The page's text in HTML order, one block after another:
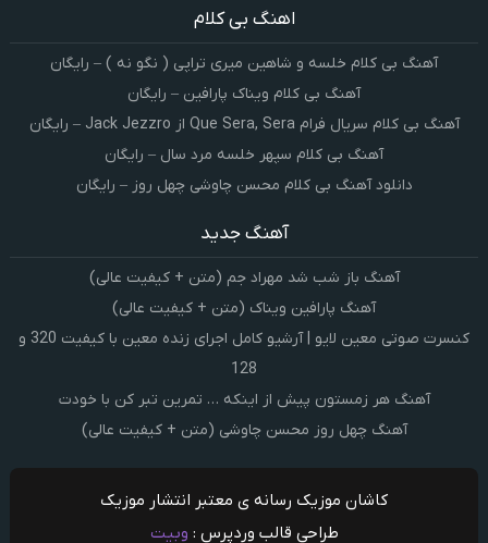
اهنگ بی کلام
آهنگ بی کلام خلسه و شاهین میری تراپی ( نگو نه ) – رایگان
آهنگ بی کلام ویناک پارافین – رایگان
آهنگ بی کلام سریال فرام Que Sera, Sera از Jack Jezzro – رایگان
آهنگ بی کلام سپهر خلسه مرد سال – رایگان
دانلود آهنگ بی کلام محسن چاوشی چهل روز – رایگان
آهنگ جدید
آهنگ باز شب شد مهراد جم (متن + کیفیت عالی)
آهنگ پارافین ویناک (متن + کیفیت عالی)
کنسرت صوتی معین لایو | آرشیو کامل اجرای زنده معین با کیفیت 320 و
128
آهنگ هر زمستون پیش از اینکه … تمرین تبر کن با خودت
آهنگ چهل روز محسن چاوشی (متن + کیفیت عالی)
کاشان موزیک رسانه ی معتبر انتشار موزیک
طراحی قالب وردپرس : وبیت